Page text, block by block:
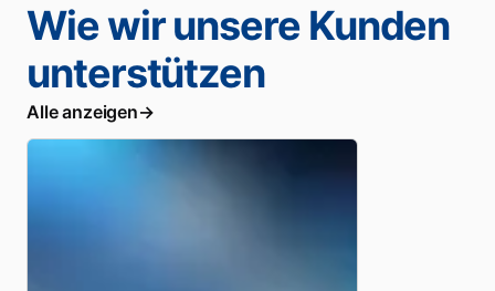
Wie wir unsere Kunden
unterstützen
Alle anzeigen